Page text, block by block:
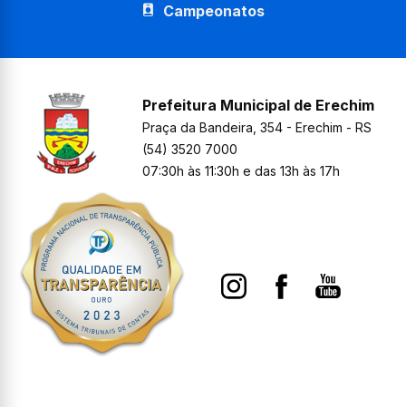
Campeonatos
Prefeitura Municipal de Erechim
Praça da Bandeira, 354 - Erechim - RS
(54) 3520 7000
07:30h às 11:30h e das 13h às 17h